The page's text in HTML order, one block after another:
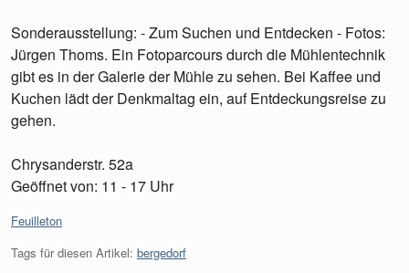
Sonderausstellung: - Zum Suchen und Entdecken - Fotos:
Jürgen Thoms. Ein Fotoparcours durch die Mühlentechnik
gibt es in der Galerie der Mühle zu sehen. Bei Kaffee und
Kuchen lädt der Denkmaltag ein, auf Entdeckungsreise zu
gehen.
Chrysanderstr. 52a
Geöffnet von: 11 - 17 Uhr
Kategorien:
Feuilleton
Tags für diesen Artikel: bergedorf